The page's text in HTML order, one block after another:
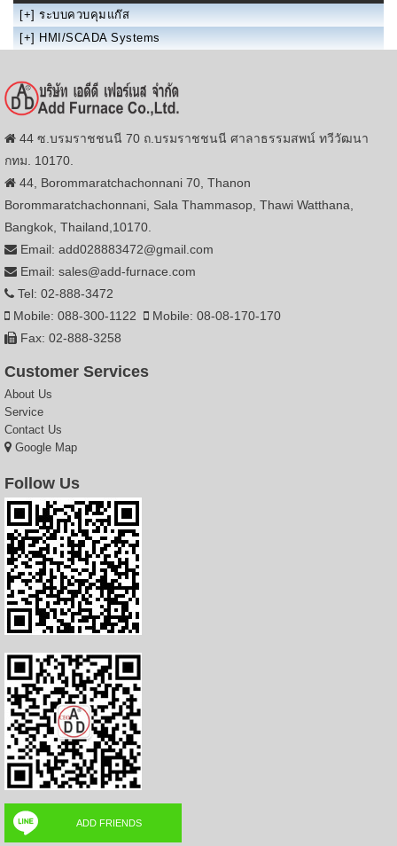
[+] ระบบควบคุมแก๊ส
[+] HMI/SCADA Systems
44 ซ.บรมราชชนนี 70 ถ.บรมราชชนนี ศาลาธรรมสพน์ ทวีวัฒนา
กทม. 10170.
44, Borommaratchachonnani 70, Thanon
Borommaratchachonnani, Sala Thammasop, Thawi Watthana,
Bangkok, Thailand,10170.
Email: add028883472@gmail.com
Email: sales@add-furnace.com
Tel: 02-888-3472
Mobile: 088-300-1122
Mobile: 08-08-170-170
Fax: 02-888-3258
Customer Services
About Us
Service
Contact Us
Google Map
Follow Us
ADD FRIENDS